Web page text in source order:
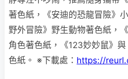
著色紙，《安迪的恐龍冒險》
野外冒險》野生動物著色紙，
角色著色紙，《123妙妙鼠》
色紙。 ※下載處： https://